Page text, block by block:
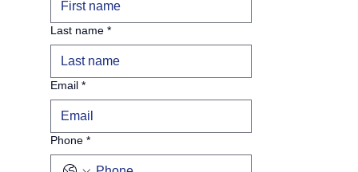
Last name *
Email *
Phone *